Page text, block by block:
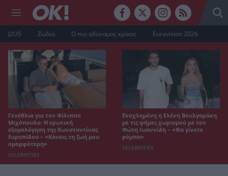
J2US Ζώδια Ο πιο αδύναμος κρίκος Eurovision 2026
Γενέθλια για τον Φίλιππο
Μιχόπουλο: Η ερωτική
εξομολόγηση της Κωνσταντίνας
Ευρυπίδου – «Κάνεις τη ζωή μου
ομορφότερη»
CELEBRITIES
Ενοχλημένη η Ελένη Βουλγαράκη
με τις φήμες χωρισμού με τον
Φώτη Ιωαννίδη – «Θα γίνετε
ρόμπα»
CELEBRITIES